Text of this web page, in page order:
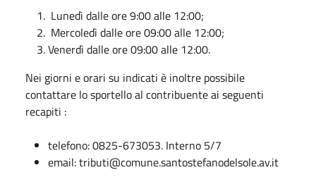
Lunedì dalle ore 9:00 alle 12:00;
Mercoledì dalle ore 09:00 alle 12:00;
Venerdì dalle ore 09:00 alle 12:00.
Nei giorni e orari su indicati è inoltre possibile
contattare lo sportello al contribuente ai seguenti
recapiti :
telefono: 0825-673053. Interno 5/7
email: tributi@comune.santostefanodelsole.av.it